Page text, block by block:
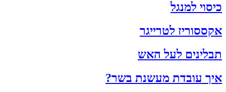
כיסוי למנגל
אקססוריז לטרייגר
תבלינים לעל האש
איך עובדת מעשנת בשר?